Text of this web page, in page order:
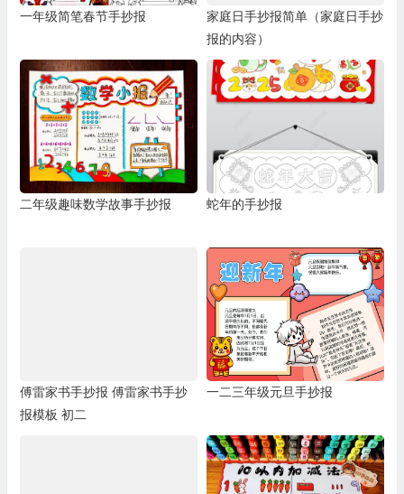
一年级简笔春节手抄报
家庭日手抄报简单（家庭日手抄
报的内容）
二年级趣味数学故事手抄报 蛇年的手抄报
傅雷家书手抄报 傅雷家书手抄
报模板 初二
一二三年级元旦手抄报